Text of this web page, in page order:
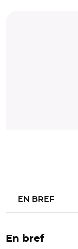
EN BREF
En bref